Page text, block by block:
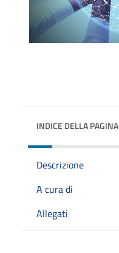
INDICE DELLA PAGINA
Descrizione
A cura di
Allegati